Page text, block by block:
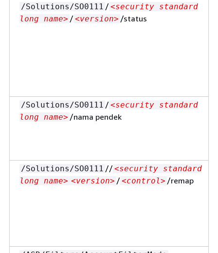
/Solutions/SO0111 /<security standard
long name> /<version> /status
/Solutions/SO0111 /<security standard
long name> /nama pendek
/Solutions/SO0111 //<security standard
long name> <version> /<control> /remap